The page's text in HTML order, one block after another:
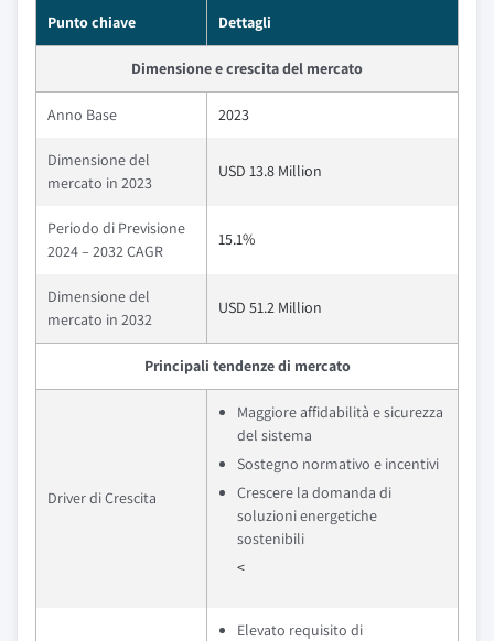
Punto chiave Dettagli
Dimensione e crescita del mercato
Anno Base 2023
Dimensione del
mercato in 2023
USD 13.8 Million
Periodo di Previsione
2024 – 2032 CAGR
15.1%
Dimensione del
mercato in 2032
USD 51.2 Million
Principali tendenze di mercato
Driver di Crescita
Maggiore affidabilità e sicurezza
del sistema
Sostegno normativo e incentivi
Crescere la domanda di
soluzioni energetiche
sostenibili
<
Elevato requisito di